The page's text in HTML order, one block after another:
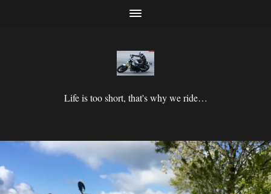
Life is too short, that's why we ride…